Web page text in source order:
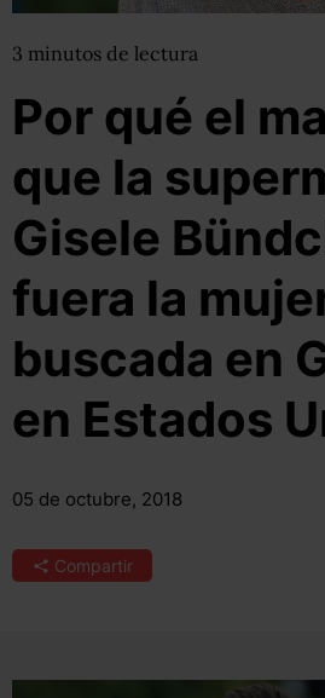
3 minutos de lectura
Por qué el
que la
Gisele
fuera la
buscada en
en Estados
05 de octubre, 2018
Compartir